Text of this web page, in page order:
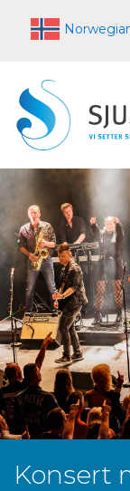
Konsert